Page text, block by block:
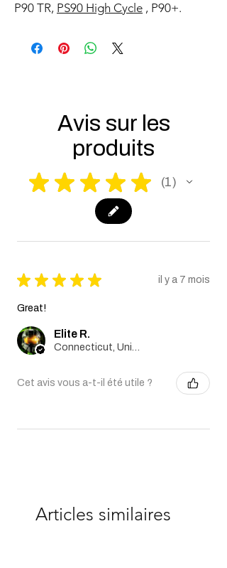
P90 TR, PS90 High Cycle , P90+.
Avis sur les
produits
★ ★ ★ ★ ★ 1
1
★ ★ ★ ★ ★ il y a 7 mois
Great!
Elite R.
Cet avis vous a-t-il été utile ?
Articles similaires